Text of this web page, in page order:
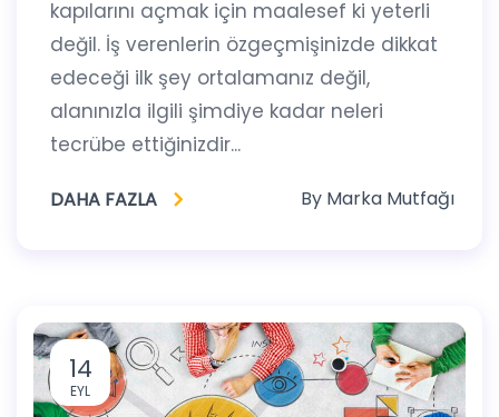
kapılarını açmak için maalesef ki yeterli
değil. İş verenlerin özgeçmişinizde dikkat
edeceği ilk şey ortalamanız değil,
alanınızla ilgili şimdiye kadar neleri
tecrübe ettiğinizdir...
DAHA FAZLA By Marka Mutfağı
14
EYL